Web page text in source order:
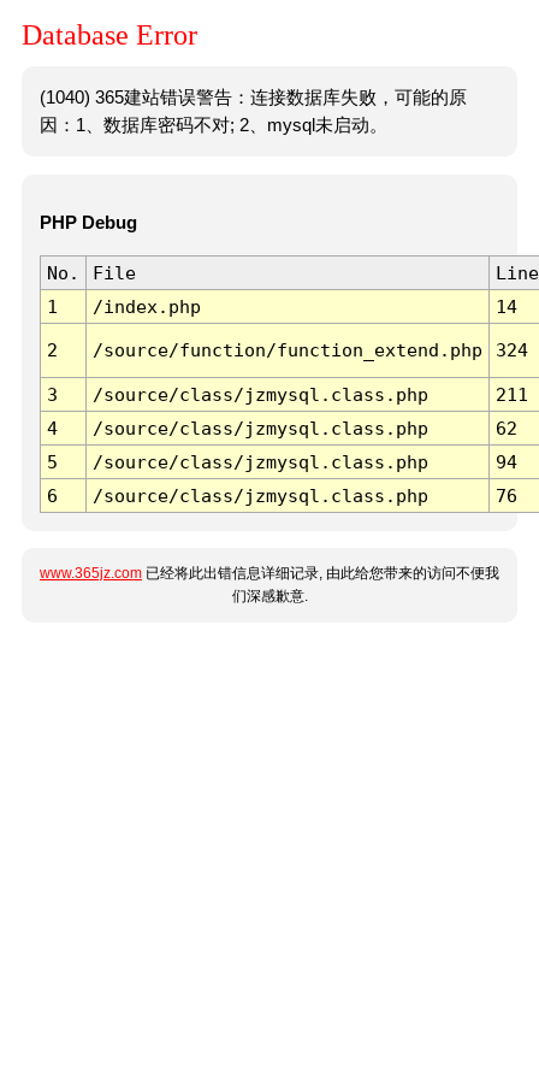
Database Error
(1040) 365建站错误警告：连接数据库失败，可能的原
因：1、数据库密码不对; 2、mysql未启动。
PHP Debug
No. File
Line
1
/index.php 14
2 /source/function/function_extend.php 324
3 /source/class/jzmysql.class.php
211
4
/source/class/jzmysql.class.php
62
5
/source/class/jzmysql.class.php
94
6
/source/class/jzmysql.class.php 76
www.365jz.com 已经将此出错信息详细记录, 由此给您带来的访问不便我
们深感歉意.